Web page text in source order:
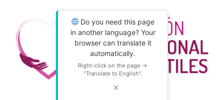
Do you need this page
in another language? Your
browser can translate it
automatically.
Right-click on the page →
"Translate to English".
✕